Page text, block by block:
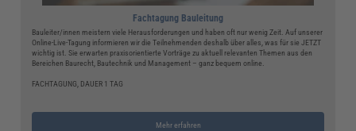
Fachtagung Bauleitung
Bauleiter/innen meistern viele Herausforderungen und haben oft nur wenig Zeit. Auf unserer
Online-Live-Tagung informieren wir die Teilnehmenden deshalb über alles, was für sie JETZT
wichtig ist. Sie erwarten praxisorientierte Vorträge zu aktuell relevanten Themen aus den
Bereichen Baurecht, Bautechnik und Management – ganz bequem online.
FACHTAGUNG, DAUER 1 TAG
Mehr erfahren